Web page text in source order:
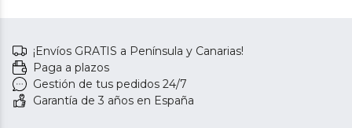
¡Envíos GRATIS a Península y Canarias!
Paga a plazos
Gestión de tus pedidos 24/7
Garantía de 3 años en España